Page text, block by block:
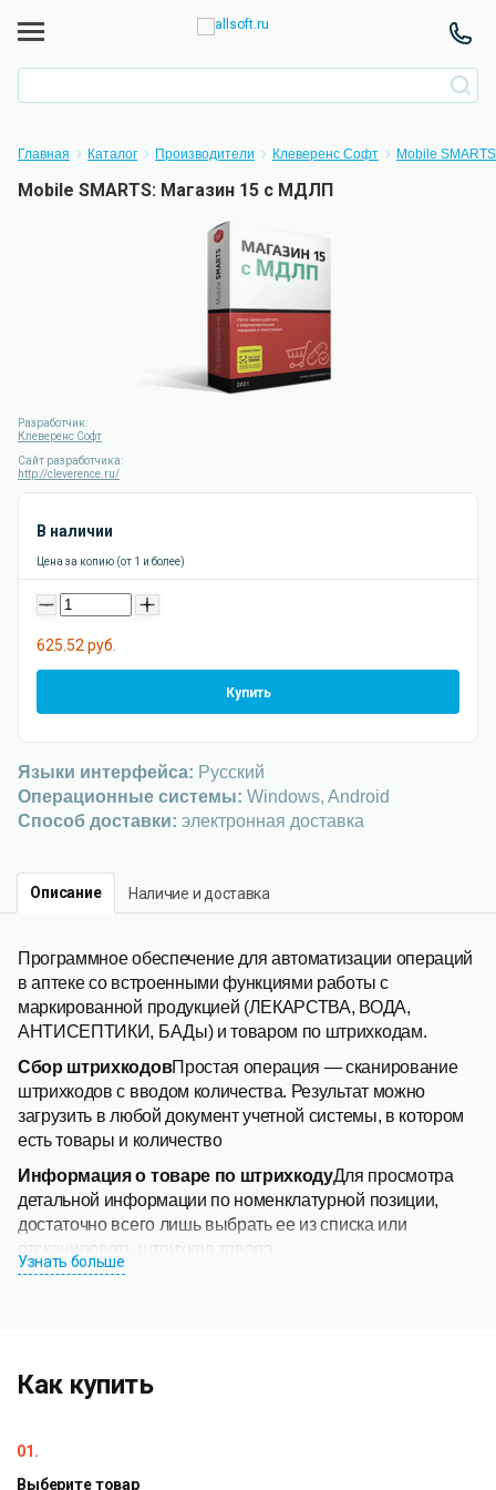
Главная Каталог Производители Клеверенс Софт Mobile
Mobile SMARTS: Магазин 15 с МДЛП
Разработчик:
Клеверенс Софт
Сайт разработчика:
http://cleverence.ru/
В наличии
Цена за копию (от 1 и более)
- +
625.52 руб.
Купить
Языки интерфейса: Русский
Операционные системы: Windows, Android
Способ доставки: электронная доставка
Описание Наличие и доставка
Программное обеспечение для автоматизации операций
в аптеке со встроенными функциями работы с
маркированной продукцией (ЛЕКАРСТВА, ВОДА,
АНТИСЕПТИКИ, БАДы) и товаром по штрихкодам.
Сбор штрихкодовПростая операция — сканирование
штрихкодов с вводом количества. Результат можно
загрузить в любой документ учетной системы, в котором
есть товары и количество
Информация о товаре по штрихкодуДля просмотра
детальной информации по номенклатурной позиции,
достаточно всего лишь выбрать ее из списка или
ценников, этикеток, а также целых документов. Например
устарела, то сразу печататся новая этикетка с помощью
принтера с Bluetooth.
Узнать больше
Как купить
01.
Выберите товар